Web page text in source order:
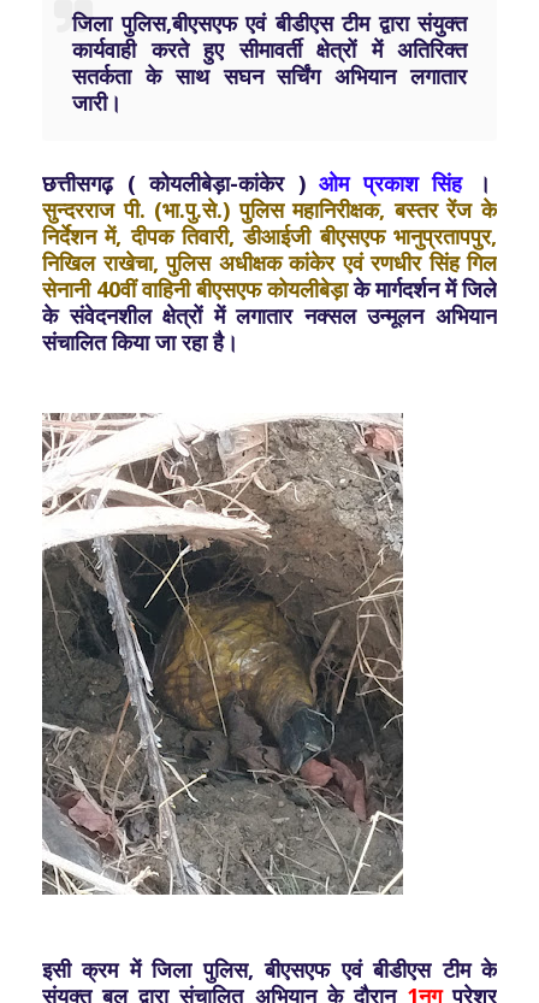
जिला पुलिस,बीएसएफ एवं बीडीएस टीम द्वारा संयुक्त
कार्यवाही करते हुए सीमावर्ती क्षेत्रों में अतिरिक्त
सतर्कता के साथ सघन सर्चिंग अभियान लगातार
जारी।
छत्तीसगढ़ ( कोयलीबेड़ा-कांकेर )ओम प्रकाश सिंह।
सुन्दरराज पी. (भा.पु.से.) पुलिस महानिरीक्षक, बस्तर रेंज के
निर्देशन में, दीपक तिवारी, डीआईजी बीएसएफ भानुप्रतापपुर,
निखिल राखेचा, पुलिस अधीक्षक कांकेर एवं रणधीर सिंह गिल
सेनानी 40वीं वाहिनी बीएसएफ कोयलीबेड़ाके मार्गदर्शन में जिले
के संवेदनशील क्षेत्रों में लगातार नक्सल उन्मूलन अभियान
संचालित किया जा रहा है।
इसी क्रम में जिला पुलिस, बीएसएफ एवं बीडीएस टीम के
संयुक्त बल द्वारा संचालित अभियान के दौरान 1नगप्रेशर